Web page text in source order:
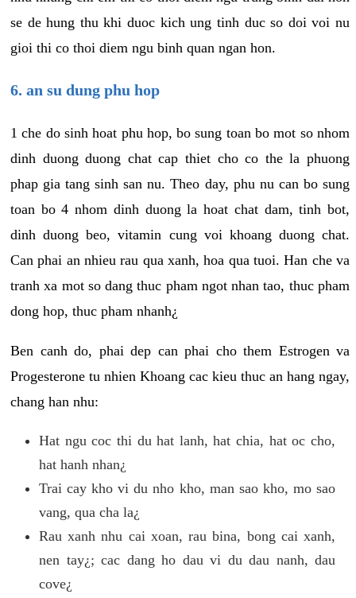
se de hung thu khi duoc kich ung tinh duc so doi voi nu
gioi thi co thoi diem ngu binh quan ngan hon.
6. an su dung phu hop
1 che do sinh hoat phu hop, bo sung toan bo mot so nhom
dinh duong duong chat cap thiet cho co the la phuong
phap gia tang sinh san nu. Theo day, phu nu can bo sung
toan bo 4 nhom dinh duong la hoat chat dam, tinh bot,
dinh duong beo, vitamin cung voi khoang duong chat.
Can phai an nhieu rau qua xanh, hoa qua tuoi. Han che va
tranh xa mot so dang thuc pham ngot nhan tao, thuc pham
dong hop, thuc pham nhanh¿
Ben canh do, phai dep can phai cho them Estrogen va
Progesterone tu nhien Khoang cac kieu thuc an hang ngay,
chang han nhu:
Hat ngu coc thi du hat lanh, hat chia, hat oc cho,
hat hanh nhan¿
Trai cay kho vi du nho kho, man sao kho, mo sao
vang, qua cha la¿
Rau xanh nhu cai xoan, rau bina, bong cai xanh,
nen tay¿; cac dang ho dau vi du dau nanh, dau
cove¿